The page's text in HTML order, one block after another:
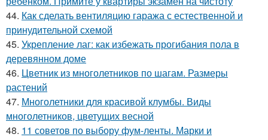
44. Как сделать вентиляцию гаража с естественной и
принудительной схемой
45. Укрепление лаг: как избежать прогибания пола в
деревянном доме
46. Цветник из многолетников по шагам. Размеры
растений
47. Многолетники для красивой клумбы. Виды
многолетников, цветущих весной
48. 11 советов по выбору фум-ленты. Марки и